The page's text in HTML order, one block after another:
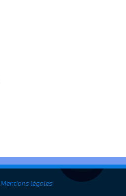
Mentions légales